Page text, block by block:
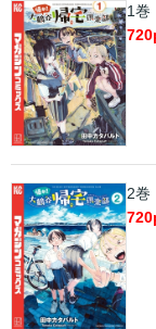
避けて脇道から帰宅
現れたのは、同じ高
る帰宅部「大鶴谷帰
家までの帰宅タイム
ライフが始まる！
1巻
720
2巻
720